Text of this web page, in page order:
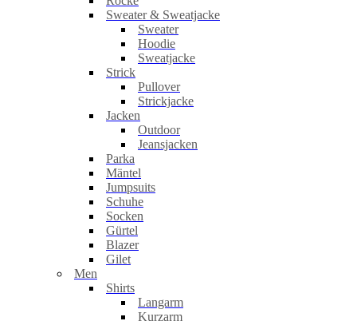
Sweater & Sweatjacke
Sweater
Hoodie
Sweatjacke
Strick
Pullover
Strickjacke
Jacken
Outdoor
Jeansjacken
Parka
Mäntel
Jumpsuits
Schuhe
Socken
Gürtel
Blazer
Gilet
Men
Shirts
Langarm
Kurzarm